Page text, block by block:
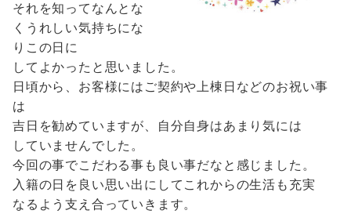
それを知ってなんとな
くうれしい気持ちにな
りこの日に
してよかったと思いました。
日頃から、お客様にはご契約や上棟日などのお祝い事
は
吉日を勧めていますが、自分自身はあまり気には
していませんでした。
今回の事でこだわる事も良い事だなと感じました。
入籍の日を良い思い出にしてこれからの生活も充実
なるよう支え合っていきます。